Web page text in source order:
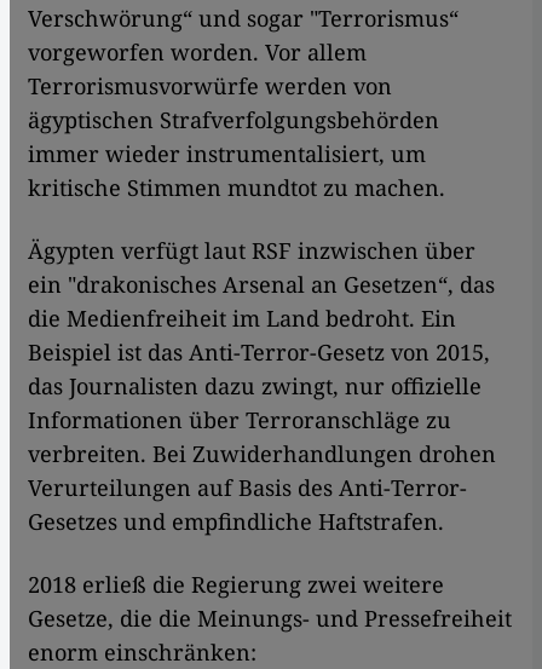
Verschwörung“ und sogar "Terrorismus“
vorgeworfen worden. Vor allem
Terrorismusvorwürfe werden von
ägyptischen Strafverfolgungsbehörden
immer wieder instrumentalisiert, um
kritische Stimmen mundtot zu machen.
Ägypten verfügt laut RSF inzwischen über
ein "drakonisches Arsenal an Gesetzen“, das
die Medienfreiheit im Land bedroht. Ein
Beispiel ist das Anti-Terror-Gesetz von 2015,
das Journalisten dazu zwingt, nur offizielle
Informationen über Terroranschläge zu
verbreiten. Bei Zuwiderhandlungen drohen
Verurteilungen auf Basis des Anti-Terror-
Gesetzes und empfindliche Haftstrafen.
2018 erließ die Regierung zwei weitere
Gesetze, die die Meinungs- und Pressefreiheit
enorm einschränken: